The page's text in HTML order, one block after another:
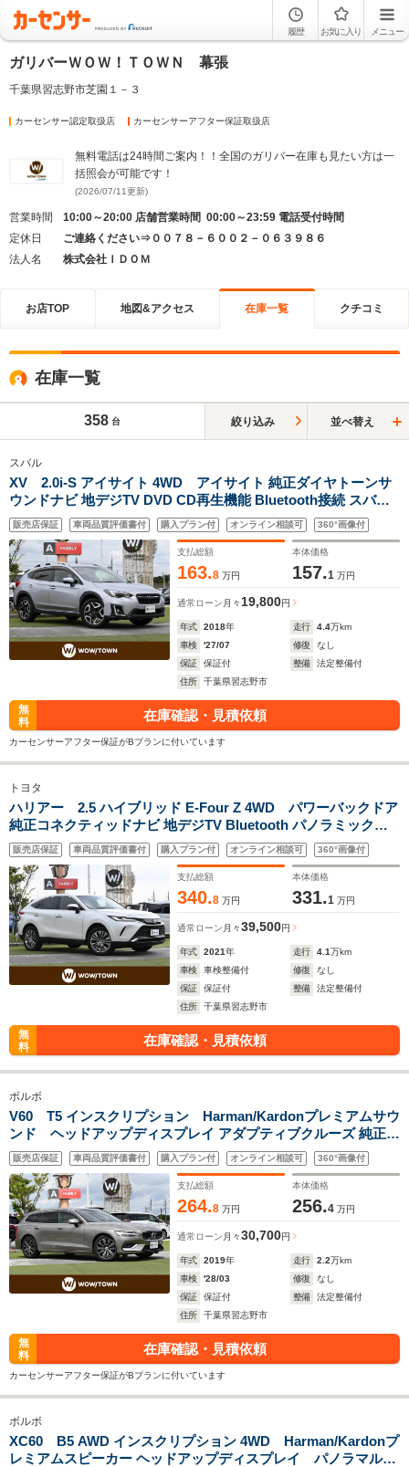
履歴 お気に入り メニュー
ガリバーＷＯＷ！ＴＯＷＮ 幕張
千葉県習志野市芝園１－３
カーセンサー認定取扱店 カーセンサーアフター保証取扱店
無料電話は24時間ご案内！！全国のガリバー在庫も見たい方は一
括照会が可能です！
(2026/07/11更新)
営業時間
10:00～20:00 店舗営業時間 00:00～23:59 電話受付時間
定休日
ご連絡ください⇒００７８－６００２－０６３９８６
法人名
株式会社ＩＤＯＭ
お店TOP 地図&アクセス 在庫一覧 クチコミ
在庫一覧
358 台 絞り込み 並べ替え
スバル
XV 2.0i-S アイサイト 4WD アイサイト 純正ダイヤトーンサ
ウンドナビ 地デジTV DVD CD再生機能 Bluetooth接続 スバル
リヤビークルディテクション 革巻きステアリング ステアリング
スイッチ パドルシフト ETC LEDヘッドライト フォグライト
4WD
販売店保証 車両品質評価書付 購入プラン付 オンライン相談可 360°画像付
支払総額
163.8 万円
本体価格
157.1 万円
通常ローン 月々 19,800円
年式 2018年 走行 4.4万km
車検
'27/07 修復
なし
保証
保証付 整備
法定整備付
住所
千葉県習志野市
無
料
在庫確認・見積依頼
カーセンサーアフター保証がBプランに付いています
トヨタ
ハリアー 2.5 ハイブリッド E-Four Z 4WD パワーバックドア
純正コネクティッドナビ 地デジTV Bluetooth パノラミックビ
ューモニター デジタルインナーミラー ヘッドアップディスプレ
イ 運転席パワーシート ハーフレザーシート ETC2.0 LEDヘッド
ライト
販売店保証 車両品質評価書付 購入プラン付 オンライン相談可 360°画像付
支払総額
340.8 万円
本体価格
331.1 万円
通常ローン 月々39,500円
年式 2021年 走行 4.1万km
車検
車検整備付 修復
なし
保証
保証付 整備
法定整備付
住所
千葉県習志野市
無
料
在庫確認・見積依頼
ボルボ
V60 T5 インスクリプション Harman/Kardonプレミアムサウ
ンド ヘッドアップディスプレイ アダプティブクルーズ 純正
HDDナビ 360°カメラ 地デジ AppleCarPlay/AndroidAuto対応
アダプティブLEDヘッドライト アンバーレザーシート Pシート
販売店保証 車両品質評価書付 購入プラン付 オンライン相談可 360°画像付
支払総額
264.8 万円
本体価格
256.4 万円
通常ローン 月々30,700円
年式 2019年 走行 2.2万km
車検
'28/03 修復
なし
保証
保証付 整備
法定整備付
住所
千葉県習志野市
無
料
在庫確認・見積依頼
カーセンサーアフター保証がBプランに付いています
ボルボ
XC60 B5 AWD インスクリプション 4WD Harman/Kardonプ
レミアムスピーカー ヘッドアップディスプレイ パノラマルー